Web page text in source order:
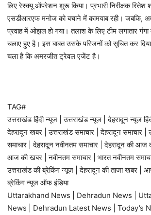
लिए रेस्क्यू ऑपरेशन शुरू किया। प्रभारी निरीक्षक रितेश
एसडीआरएफ मनोज को बचाने में कामयाब रही। जबकि,
प्रवाह में ओझल हो गया। तलाश के लिए टीम लगातार गंगा
चलाए हुए है। इस बाबत उसके परिजनों को सूचित कर
चला है कि अमरजीत ट्रेवल एजेंट है।
TAG#
उत्तराखंड हिंदी न्यूज | उत्तराखंड न्यूज | देहरादून न्यूज
देहरादून खबर | उत्तराखंड समाचार | देहरादून समाचार |
समाचार | देहरादून नवीनतम समाचार | देहरादून की
आज की खबर | नवीनतम समाचार | भारत नवीनतम
उत्तराखंड की ब्रेकिंग न्यूज | देहरादून की ताजा खबर |
ब्रेकिंग न्यूज ऑफ इंडिया
Uttarakhand News | Dehradun News |
News | Dehradun Latest News | Today’s